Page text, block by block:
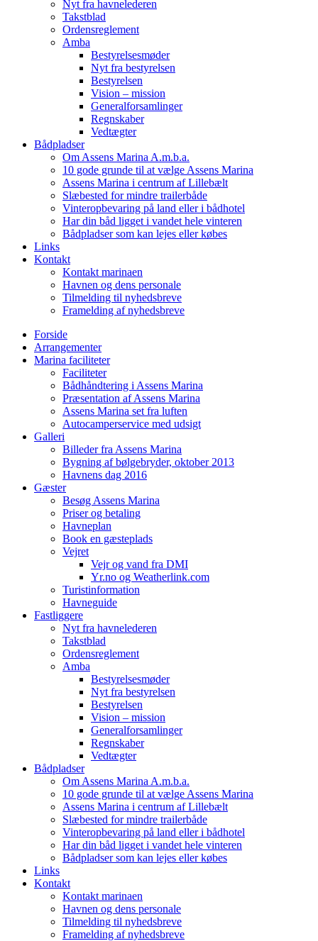
Nyt fra havnelederen
Takstblad
Ordensreglement
Amba
Bestyrelsesmøder
Nyt fra bestyrelsen
Bestyrelsen
Vision – mission
Generalforsamlinger
Regnskaber
Vedtægter
Bådpladser
Om Assens Marina A.m.b.a.
10 gode grunde til at vælge Assens Marina
Assens Marina i centrum af Lillebælt
Slæbested for mindre trailerbåde
Vinteropbevaring på land eller i bådhotel
Har din båd ligget i vandet hele vinteren
Bådpladser som kan lejes eller købes
Links
Kontakt
Kontakt marinaen
Havnen og dens personale
Tilmelding til nyhedsbreve
Framelding af nyhedsbreve
Forside
Arrangementer
Marina faciliteter
Faciliteter
Bådhåndtering i Assens Marina
Præsentation af Assens Marina
Assens Marina set fra luften
Autocamperservice med udsigt
Galleri
Billeder fra Assens Marina
Bygning af bølgebryder, oktober 2013
Havnens dag 2016
Gæster
Besøg Assens Marina
Priser og betaling
Havneplan
Book en gæsteplads
Vejret
Vejr og vand fra DMI
Yr.no og Weatherlink.com
Turistinformation
Havneguide
Fastliggere
Nyt fra havnelederen
Takstblad
Ordensreglement
Amba
Bestyrelsesmøder
Nyt fra bestyrelsen
Bestyrelsen
Vision – mission
Generalforsamlinger
Regnskaber
Vedtægter
Bådpladser
Om Assens Marina A.m.b.a.
10 gode grunde til at vælge Assens Marina
Assens Marina i centrum af Lillebælt
Slæbested for mindre trailerbåde
Vinteropbevaring på land eller i bådhotel
Har din båd ligget i vandet hele vinteren
Bådpladser som kan lejes eller købes
Links
Kontakt
Kontakt marinaen
Havnen og dens personale
Tilmelding til nyhedsbreve
Framelding af nyhedsbreve